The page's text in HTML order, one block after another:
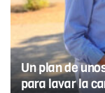
Un plan de
para lavar la